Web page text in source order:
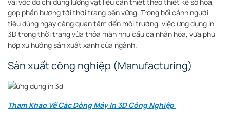
góp phần hướng tới thời trang bền vững. Trong bối cảnh người
tiêu dùng ngày càng quan tâm đến môi trường, việc ứng dụng in
3D trong thời trang vừa thỏa mãn nhu cầu cá nhân hóa, vừa phù
hợp xu hướng sản xuất xanh của ngành.
Sản xuất công nghiệp (Manufacturing)
Tham Khảo Về Các Dòng Máy In 3D Công Nghiệp